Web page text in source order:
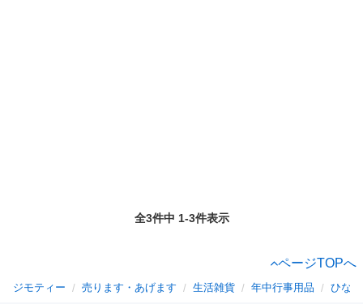
全3件中 1-3件表示
ページTOPへ
ジモティー 売ります・あげます 生活雑貨 年中行事用品 ひな